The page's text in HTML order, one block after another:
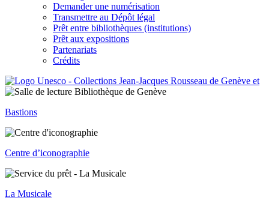
Demander une numérisation
Transmettre au Dépôt légal
Prêt entre bibliothèques (institutions)
Prêt aux expositions
Partenariats
Crédits
Bastions
Centre d’iconographie
La Musicale